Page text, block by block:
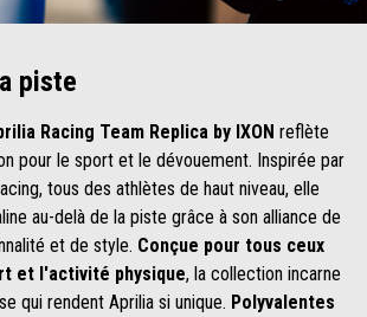
piste
Racing Team Replica by IXON reflète
pour le sport et le dévouement. Inspirée par
tous des athlètes de haut niveau, elle
au-delà de la piste grâce à son alliance de
et de style. Conçue pour tous ceux
et l'activité physique, la collection incarne
qui rendent Aprilia si unique. Polyvalentes